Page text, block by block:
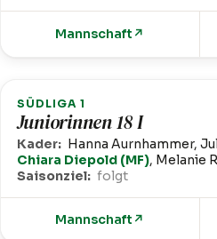
Mannschaft ↗
SÜDLIGA 1
Juniorinnen 18 I
Kader: Hanna Aurnhammer,
Chiara Diepold (MF), Melanie
Saisonziel: folgt
Mannschaft ↗